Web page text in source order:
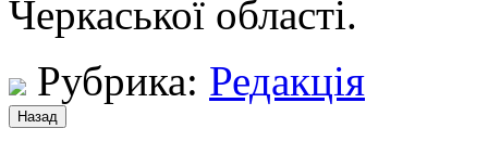
Черкаської області.
Рубрика: Редакція